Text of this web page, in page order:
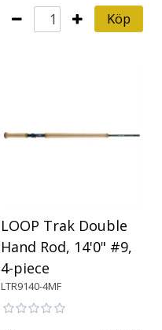
Köp
LOOP Trak Double
Hand Rod, 14'0" #9,
4-piece
LTR9140-4MF